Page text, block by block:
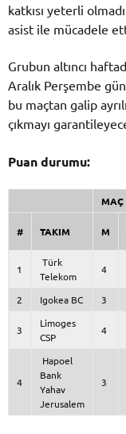
katkısı yeterli
asist ile mücadele
Grubun altıncı
Aralık Perşembe
bu maçtan galip
çıkmayı
Puan durumu:
MAÇ
# TAKIM M
1
Türk
Telekom
4
2 Igokea BC 3
3
Limoges
CSP
4
4
Hapoel
Bank
Yahav
Jerusalem
3